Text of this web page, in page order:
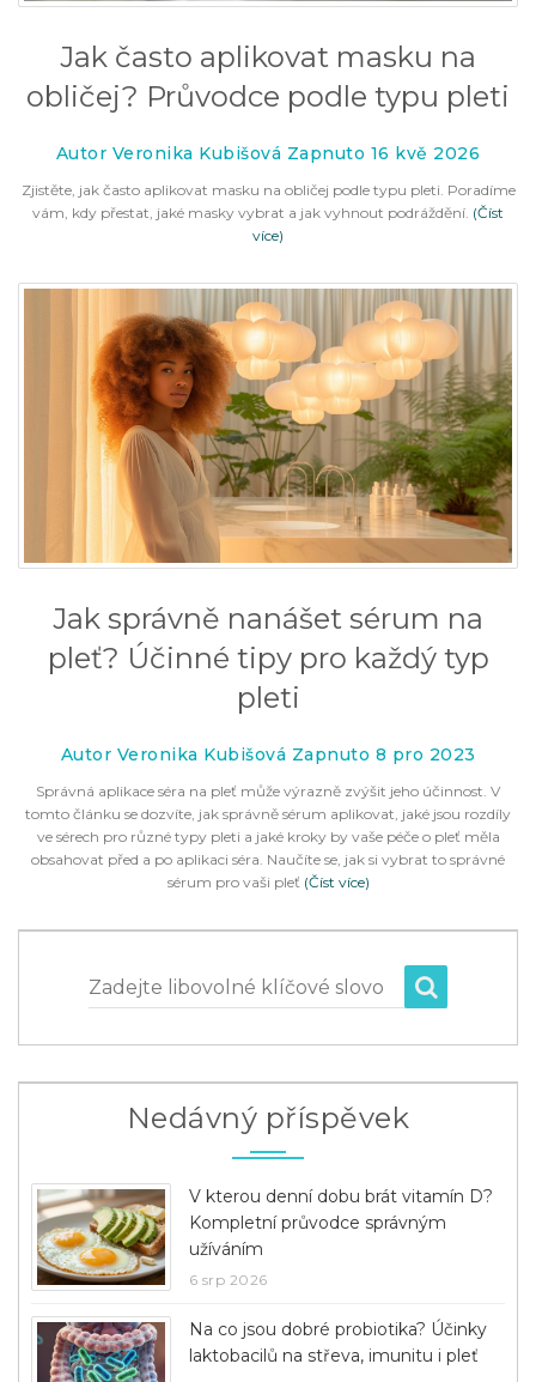
Jak často aplikovat masku na
obličej? Průvodce podle typu pleti
Autor Veronika Kubišová Zapnuto 16 kvě 2026
Zjistěte, jak často aplikovat masku na obličej podle typu pleti. Poradíme
vám, kdy přestat, jaké masky vybrat a jak vyhnout podráždění. (Číst
více)
Jak správně nanášet sérum na
pleť? Účinné tipy pro každý typ
pleti
Autor Veronika Kubišová Zapnuto 8 pro 2023
Správná aplikace séra na pleť může výrazně zvýšit jeho účinnost. V
tomto článku se dozvíte, jak správně sérum aplikovat, jaké jsou rozdíly
ve sérech pro různé typy pleti a jaké kroky by vaše péče o pleť měla
obsahovat před a po aplikaci séra. Naučíte se, jak si vybrat to správné
sérum pro vaši pleť (Číst více)
Zadejte libovolné klíčové slovo
Nedávný příspěvek
V kterou denní dobu brát vitamín D?
Kompletní průvodce správným
užíváním
6 srp 2026
Na co jsou dobré probiotika? Účinky
laktobacilů na střeva, imunitu i pleť